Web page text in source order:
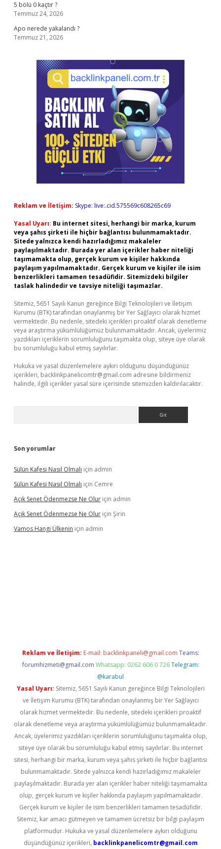
5 bölü 0 kaçtır ?
Temmuz 24, 2026
Apo nerede yakalandı ?
Temmuz 21, 2026
Reklam ve İletişim: Skype: live:.cid.575569c608265c69
Yasal Uyarı: Bu internet sitesi, herhangi bir marka, kurum
veya şahıs şirketi ile hiçbir bağlantısı bulunmamaktadır.
Sitede yalnızca kendi hazırladığımız makaleler
paylaşılmaktadır. Burada yer alan içerikler haber niteliği
taşımamakta olup, gerçek kurum ve kişiler hakkında
paylaşım yapılmamaktadır. Gerçek kurum ve kişiler ile isim
benzerlikleri tamamen tesadüfidir. Sitemizdeki bilgiler
taslak halindedir ve tavsiye niteliği taşımazlar.
Sitemiz, 5651 Sayılı Kanun gereğince Bilgi Teknolojileri ve İletişim
Kurumu (BTK) tarafından onaylanmış bir Yer Sağlayıcı olarak hizmet
vermektedir. Bu nedenle, sitedeki içerikleri proaktif olarak denetleme
veya araştırma yükümlülüğümüz bulunmamaktadır. Ancak, üyelerimiz
yazdıkları içeriklerin sorumluluğunu taşımakta olup, siteye üye olarak
bu sorumluluğu kabul etmiş sayılırlar.
Hukuka ve yasal düzenlemelere aykırı olduğunu düşündüğünüz
içerikleri, backlinkpanelicomtr@gmail.com adresine bildirmeniz
halinde, ilgili içerikler yasal süre içerisinde sitemizden kaldırılacaktır.
Son yorumlar
Sülün Kafesi Nasıl Olmalı için admin
Sülün Kafesi Nasıl Olmalı için Cemre
Açık Senet Ödenmezse Ne Olur için admin
Açık Senet Ödenmezse Ne Olur için Şirin
Vamos Hangi Ülkenin için admin
Reklam ve İletişim: E-mail: backlinkpaneli@gmail.com Teams:
forumhizmeti@gmail.com Whatsapp: 0262 606 0 726 Telegram:
@karabul
Yasal Uyarı: Sitemiz, 5651 Sayılı Kanun gereğince Bilgi Teknolojileri
ve İletişim Kurumu (BTK) tarafından onaylanmış bir Yer Sağlayıcı
olarak hizmet vermektedir. Bu nedenle, sitedeki içerikleri proaktif
olarak denetleme veya araştırma yükümlülüğümüz bulunmamaktadır.
Ancak, üyelerimiz yazdıkları içeriklerin sorumluluğunu taşımakta olup,
siteye üye olarak bu sorumluluğu kabul etmiş sayılırlar. Bu internet
sitesi, herhangi bir marka, kurum veya şahıs şirketi ile hiçbir bağlantısı
bulunmamaktadır. Sitede yalnızca kendi hazırladığımız makaleler
paylaşılmaktadır. Burada yer alan içerikler haber niteliği taşımamakta
olup, gerçek kurum ve kişiler hakkında paylaşım yapılmamaktadır.
Gerçek kurum ve kişiler ile isim benzerlikleri tamamen tesadüfidir.
Sitemiz, kar amacı gütmeyen ve tamamen ücretsiz bir bilgi paylaşım
platformudur. Hukuka ve yasal düzenlemelere aykırı olduğunu
düşündüğünüz içerikleri, backlinkpanelicomtr@gmail.com